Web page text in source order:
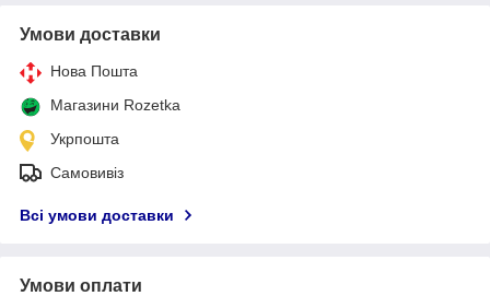
Умови доставки
Нова Пошта
Магазини Rozetka
Укрпошта
Самовивіз
Всі умови доставки
Умови оплати